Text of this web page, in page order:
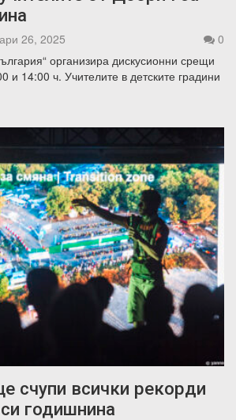
26, 2025
0
организира дискусионни срещи
и 14:00 ч. Учителите в детските градини
счупи всички рекорди
годишнина